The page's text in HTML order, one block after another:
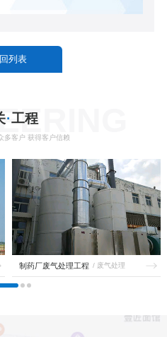
列表
·工程
多客户 获得客户信赖
制药厂废气处理工程 / 废气处理